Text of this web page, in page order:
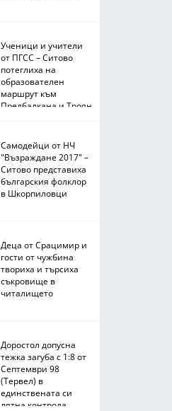
Ученици и учители
от ПГСС – Ситово
потеглиха на
образователен
маршрут към
Предбалкана и Троян
Самодейци от НЧ
"Възраждане 2017" –
Ситово представиха
българския фолклор
в Шкорпиловци
Деца от Срацимир и
гости от чужбина
твориха и търсиха
съкровище в
читалището
Доростол допусна
тежка загуба с 1:8 от
Септември 98
(Тервел) в
единствената си
лятна контрола